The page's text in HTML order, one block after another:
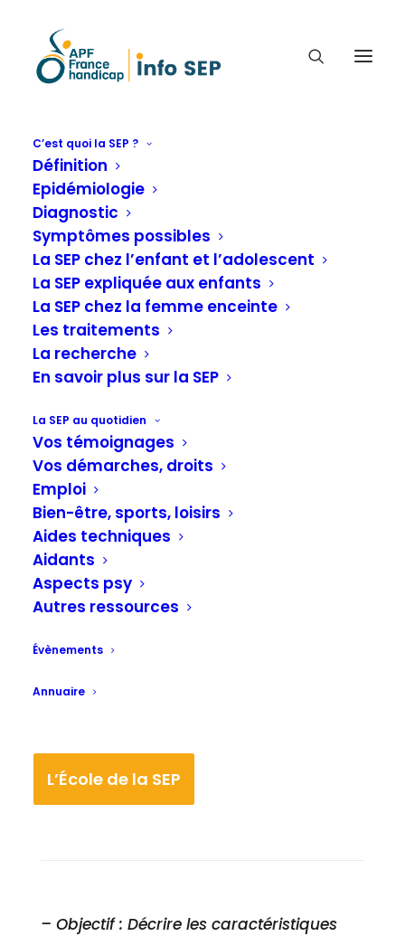
C’est quoi la SEP ?
Définition
Epidémiologie
Diagnostic
Symptômes possibles
La SEP chez l’enfant et l’adolescent
La SEP expliquée aux enfants
La SEP chez la femme enceinte
Les traitements
La recherche
En savoir plus sur la SEP
La SEP au quotidien
Vos témoignages
Vos démarches, droits
Emploi
Bien-être, sports, loisirs
Aides techniques
Aidants
Aspects psy
Autres ressources
Évènements
Annuaire
L’École de la SEP
THÈSE : LE MAINTIEN DANS
L'EMPLOI DES PATIENTS
ATTEINTS DE SCLÉROSE EN
PLAQUES EN LORRAINE.
Emploi
Accueil La SEP au quotidien
atteints de sclérose en plaques en Lorraine.
Thèse : Le maintien dans l’emploi des
patients atteints de sclérose en plaques
en Lorraine.
Pour obtenir le grade de DOCTEUR EN
MÉDECINE. Faculté de Médecine de
Présentée et soutenue publiquement
dans le cadre du troisième cycle de
Pdf, 83 pages.
– Objectif : Décrire les caractéristiques